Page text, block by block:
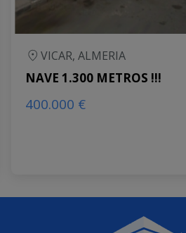
VICAR, ALMERIA
NAVE 1.300 METROS !!!
400.000 €